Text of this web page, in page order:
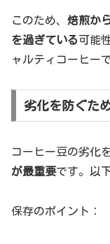
このため、 焙煎か
を過ぎている可能
ャルティコーヒー
劣化を防ぐた
コーヒー豆の劣化
が最重要です。以
保存のポイント：